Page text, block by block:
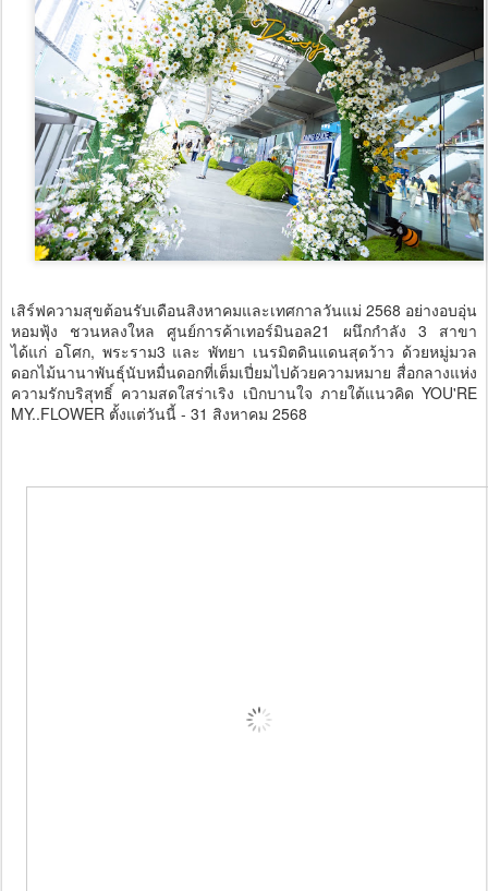
เสิร์ฟความสุขต้อนรับเดือนสิงหาคมและเทศกาลวันแม่ 2568 อย่างอบอุ่น
หอมฟุ้ง ชวนหลงใหล ศูนย์การค้าเทอร์มินอล21 ผนึกกำลัง 3 สาขา
ได้แก่ อโศก, พระราม3 และ พัทยา เนรมิตดินแดนสุดว้าว ด้วยหมู่มวล
ดอกไม้นานาพันธุ์นับหมื่นดอกที่เต็มเปี่ยมไปด้วยความหมาย สื่อกลางแห่ง
ความรักบริสุทธิ์ ความสดใสร่าเริง เบิกบานใจ ภายใต้แนวคิด YOU'RE
MY..FLOWER ตั้งแต่วันนี้ - 31 สิงหาคม 2568